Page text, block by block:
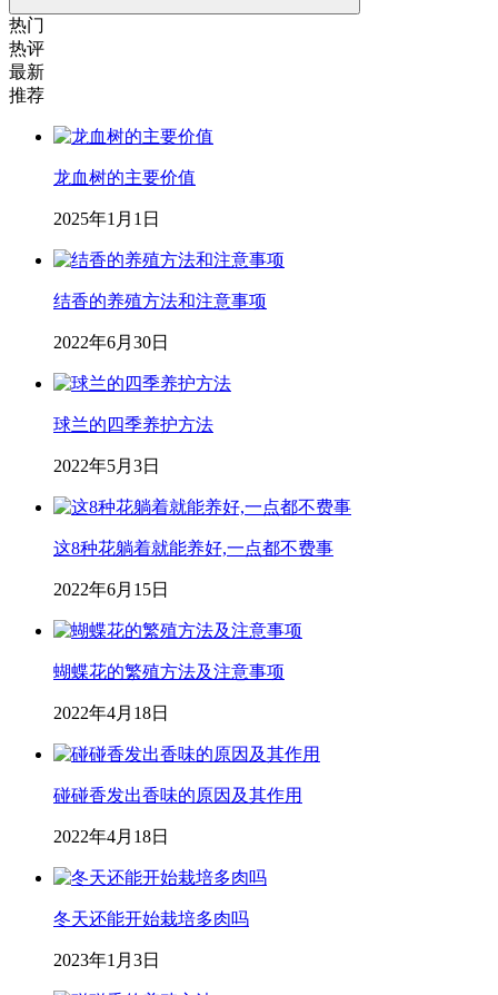
热门
热评
最新
推荐
龙血树的主要价值
2025年1月1日
结香的养殖方法和注意事项
2022年6月30日
球兰的四季养护方法
2022年5月3日
这8种花躺着就能养好,一点都不费事
2022年6月15日
蝴蝶花的繁殖方法及注意事项
2022年4月18日
碰碰香发出香味的原因及其作用
2022年4月18日
冬天还能开始栽培多肉吗
2023年1月3日